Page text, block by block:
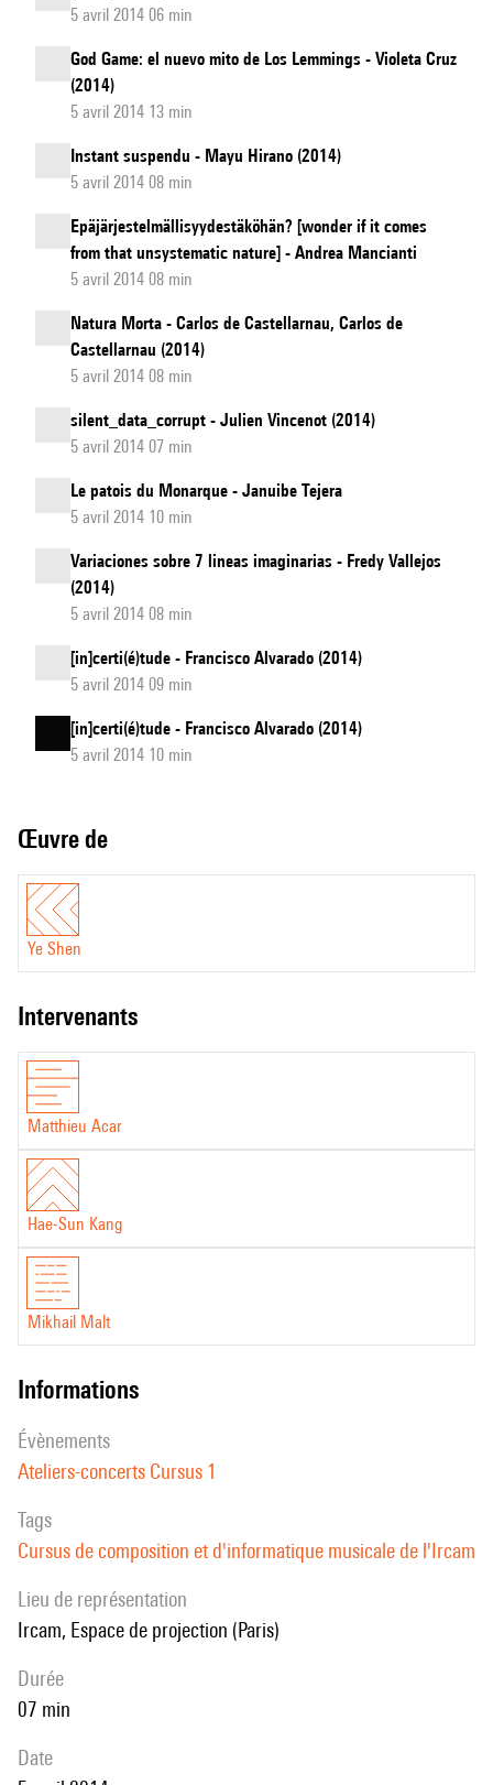
5 avril 2014 06 min
God Game: el nuevo mito de Los Lemmings - Violeta Cruz
(2014)
5 avril 2014 13 min
Instant suspendu - Mayu Hirano (2014)
5 avril 2014 08 min
Epäjärjestelmällisyydestäköhän? [wonder if it comes
from that unsystematic nature] - Andrea Mancianti
5 avril 2014 08 min
Natura Morta - Carlos de Castellarnau, Carlos de
Castellarnau (2014)
5 avril 2014 08 min
silent_data_corrupt - Julien Vincenot (2014)
5 avril 2014 07 min
Le patois du Monarque - Januibe Tejera
5 avril 2014 10 min
Variaciones sobre 7 lineas imaginarias - Fredy Vallejos
(2014)
5 avril 2014 08 min
[in]certi(é)tude - Francisco Alvarado (2014)
5 avril 2014 09 min
[in]certi(é)tude - Francisco Alvarado (2014)
5 avril 2014 10 min
Œuvre de
Ye Shen
intervenants
Matthieu Acar
Hae-Sun Kang
Mikhail Malt
informations
évènements
Ateliers-concerts Cursus 1
Tags
Cursus de composition et d'informatique musicale de l'Ircam
Lieu de représentation
Ircam, Espace de projection (Paris)
durée
07 min
date